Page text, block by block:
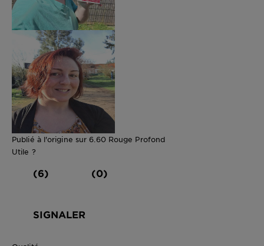
Publié à l'origine sur 6.60 Rouge Profond
Utile ?
(6) (0)
SIGNALER